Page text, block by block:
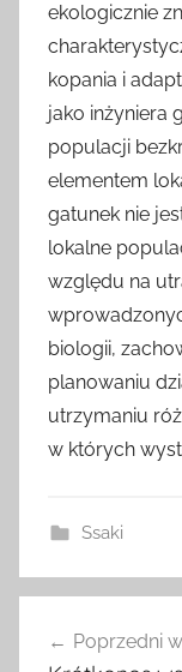
ekologicznie
kopania i
jako inżyniera
populacji
elementem
gatunek nie
lokalne
względu na
biologii,
planowaniu
utrzymaniu
w których
Ssaki
wpisu
Poprzedni